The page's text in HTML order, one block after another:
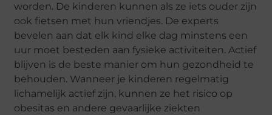
worden. De kinderen kunnen als ze iets ouder zijn
ook fietsen met hun vriendjes. De experts
bevelen aan dat elk kind elke dag minstens een
uur moet besteden aan fysieke activiteiten. Actief
blijven is de beste manier om hun gezondheid te
behouden. Wanneer je kinderen regelmatig
lichamelijk actief zijn, kunnen ze het risico op
obesitas en andere gevaarlijke ziekten